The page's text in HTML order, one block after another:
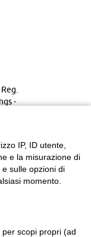
-
IP, ID utente,
e la misurazione di
sulle opzioni di
momento.
scopi propri (ad